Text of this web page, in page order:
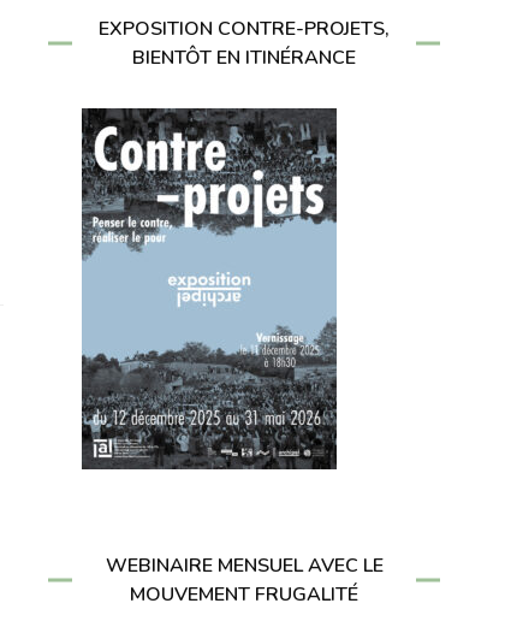
EXPOSITION CONTRE-PROJETS,
BIENTÔT EN ITINÉRANCE
WEBINAIRE MENSUEL AVEC LE
MOUVEMENT FRUGALITÉ